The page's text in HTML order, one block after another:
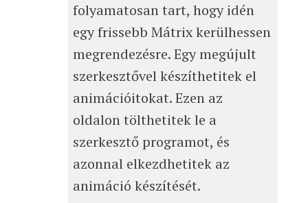
folyamatosan tart, hogy idén
egy frissebb Mátrix kerülhessen
megrendezésre. Egy megújult
szerkesztővel készíthetitek el
animációitokat. Ezen az
oldalon tölthetitek le a
szerkesztő programot, és
azonnal elkezdhetitek az
animáció készítését.